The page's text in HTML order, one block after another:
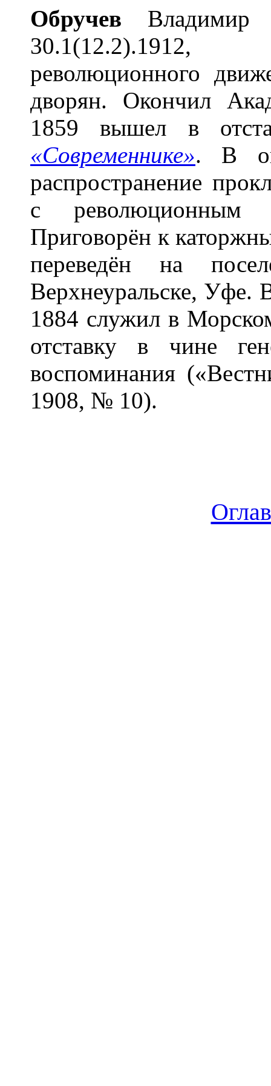
Обручев Владимир
30.1(12.2).1912,
революционного
дворян. Окончил
1859 вышел в
«Современнике». В
распространение
с революционным
Приговорён к
переведён на
Верхнеуральске, Уфе.
1884 служил в
отставку в чине
воспоминания
1908, № 10).